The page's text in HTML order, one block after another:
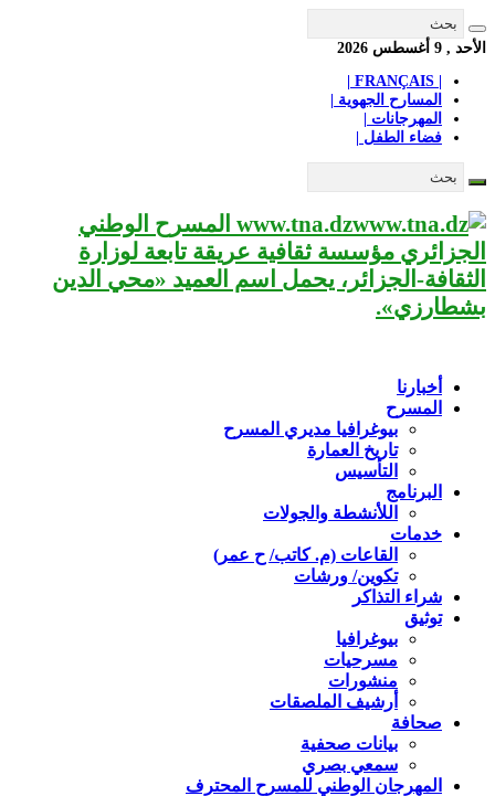
الأحد , 9 أغسطس 2026
المسارح الجهوية |
المهرجانات |
فضاء الطفل |
www.tna.dz المسرح الوطني
الجزائري مؤسسة ثقافية عريقة تابعة لوزارة
الثقافة-الجزائر، يحمل اسم العميد «محي الدين
بشطارزي».
أخبارنا
المسرح
بيوغرافيا مديري المسرح
تاريخ العمارة
التأسيس
البرنامج
اللأنشطة والجولات
خدمات
القاعات (م. كاتب/ ح عمر)
تكوين/ ورشات
شراء التذاكر
توثيق
بيوغرافيا
مسرحيات
منشورات
أرشيف الملصقات
صحافة
بيانات صحفية
سمعي بصري
المهرجان الوطني للمسرح المحترف